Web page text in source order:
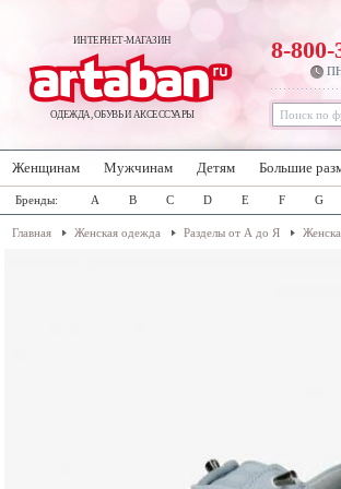
ИНТЕРНЕТ-МАГАЗИН
ОДЕЖДА, ОБУВЬ И АКСЕССУАРЫ
8-800-
Женщинам Мужчинам Детям Большие
Бренды: A B C D E F G
Главная Женская одежда Разделы от А до Я